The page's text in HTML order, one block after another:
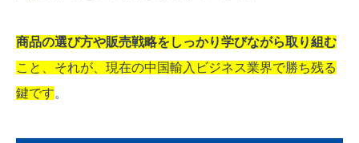
商品の選び方や販売戦略をしっかり学びながら取り組む
こと、それが、現在の中国輸入ビジネス業界で勝ち残る
鍵です。